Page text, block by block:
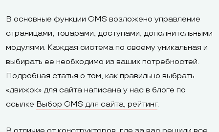
В основные функции CMS возложено управление
страницами, товарами, доступами, дополнительными
модулями. Каждая система по своему уникальная и
выбирать ее необходимо из ваших потребностей.
Подробная статья о том, как правильно выбрать
«движок» для сайта написана у нас в блоге по
ссылке Выбор CMS для сайта, рейтинг.